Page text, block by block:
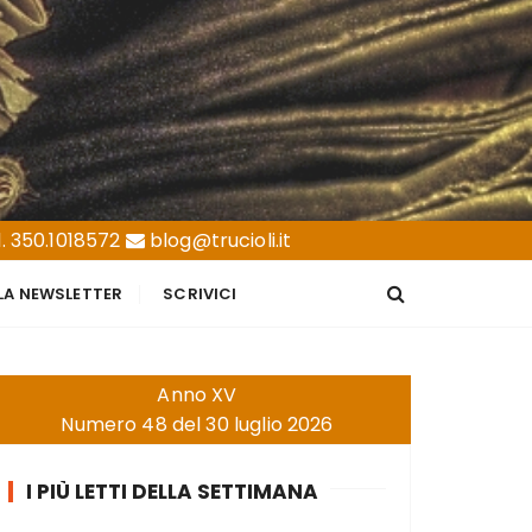
350.1018572 blog@trucioli.it
NEWSLETTER SCRIVICI
Anno XV
Numero 48 del 30 luglio 2026
I PIÙ LETTI DELLA SETTIMANA